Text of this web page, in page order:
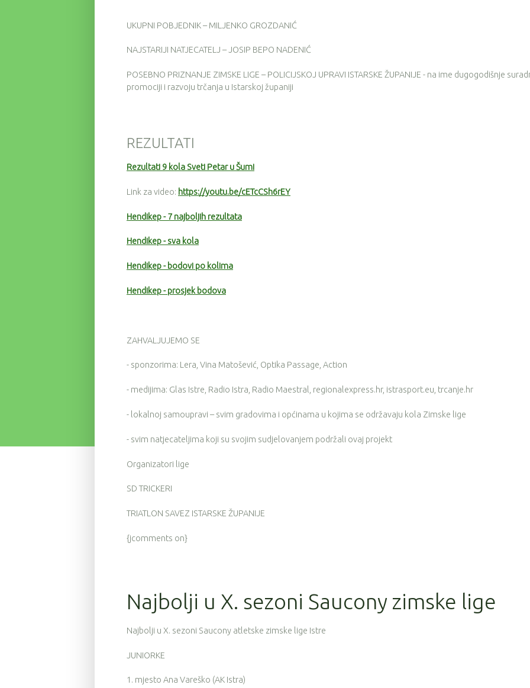
UKUPNI POBJEDNIK – MILJENKO GROZDANIĆ
NAJSTARIJI NATJECATELJ – JOSIP BEPO NADENIĆ
POSEBNO PRIZNANJE ZIMSKE LIGE – POLICIJSKOJ UPRAVI ISTARSKE ŽUPANIJE - na ime dugogodišnje
promociji i razvoju trčanja u Istarskoj županiji
REZULTATI
Rezultati 9 kola Sveti Petar u Šumi
Link za video: https://youtu.be/cETcCSh6rEY
Hendikep - 7 najboljih rezultata
Hendikep - sva kola
Hendikep - bodovi po kolima
Hendikep - prosjek bodova
ZAHVALJUJEMO SE
- sponzorima: Lera, Vina Matošević, Optika Passage, Action
- medijima: Glas Istre, Radio Istra, Radio Maestral, regionalexpress.hr, istrasport.eu, trcanje.hr
- lokalnoj samoupravi – svim gradovima i općinama u kojima se održavaju kola Zimske lige
- svim natjecateljima koji su svojim sudjelovanjem podržali ovaj projekt
Organizatori lige
SD TRICKERI
TRIATLON SAVEZ ISTARSKE ŽUPANIJE
{jcomments on}
Najbolji u X. sezoni Saucony zimske lige
Najbolji u X. sezoni Saucony atletske zimske lige Istre
JUNIORKE
1. mjesto Ana Vareško (AK Istra)